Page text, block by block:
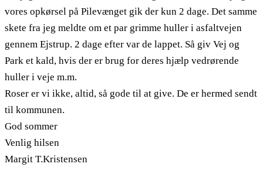
vores opkørsel på Pilevænget gik der kun 2 dage. Det samme
skete fra jeg meldte om et par grimme huller i asfaltvejen
gennem Ejstrup. 2 dage efter var de lappet. Så giv Vej og
Park et kald, hvis der er brug for deres hjælp vedrørende
huller i veje m.m.
Roser er vi ikke, altid, så gode til at give. De er hermed sendt
til kommunen.
God sommer
Venlig hilsen
Margit T.Kristensen